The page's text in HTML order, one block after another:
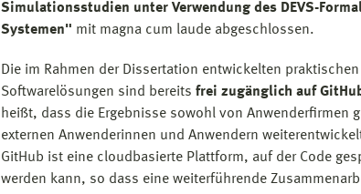
Simulationsstudien unter Verwendung des DEVS-
Systemen" mit magna cum laude abgeschlossen.
Die im Rahmen der Dissertation entwickelten
Softwarelösungen sind bereits frei zugänglich auf
heißt, dass die Ergebnisse sowohl von Anwenderfirmen
externen Anwenderinnen und Anwendern
GitHub ist eine cloudbasierte Plattform, auf der Code
werden kann, so dass eine weiterführende